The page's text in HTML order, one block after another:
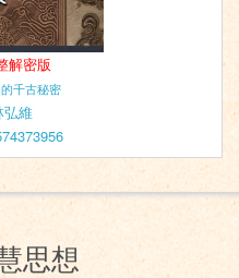
解密版
千古秘密
弘維
思想